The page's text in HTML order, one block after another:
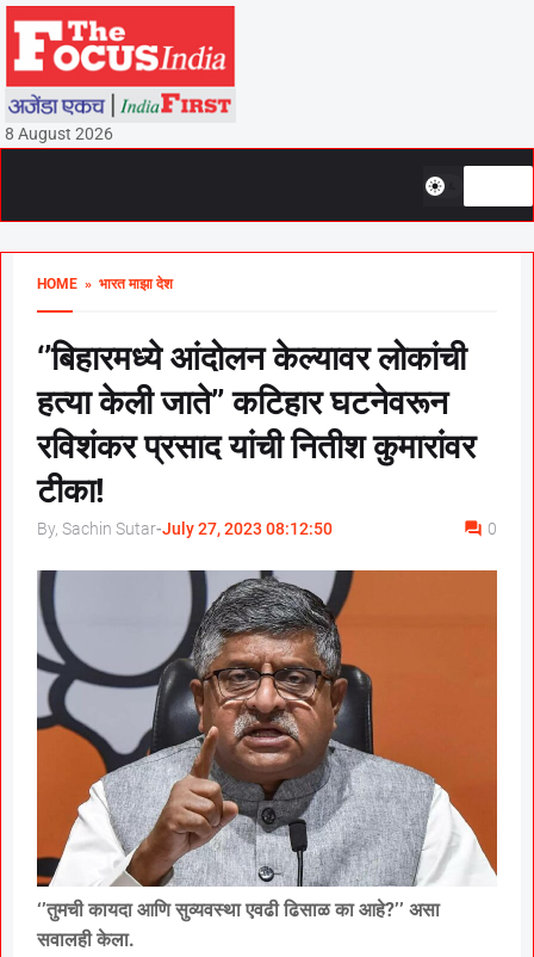
8 August 2026
HOME » भारत माझा देश
‘’बिहारमध्ये आंदोलन केल्यावर लोकांची
हत्या केली जाते’’ कटिहार घटनेवरून
रविशंकर प्रसाद यांची नितीश कुमारांवर
टीका!
By, Sachin Sutar-July 27, 2023 08:12:50 0
‘’तुमची कायदा आणि सुव्यवस्था एवढी ढिसाळ का आहे?’’ असा
सवालही केला.